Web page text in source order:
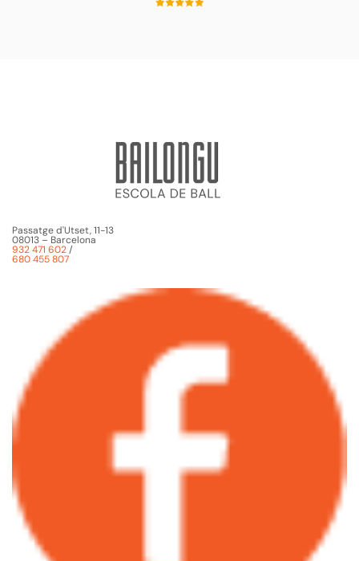
Passatge d'Utset, 11-13
08013 – Barcelona
932 471 602/
680 455 807